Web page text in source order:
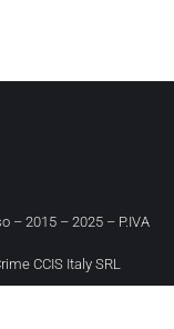
– 2015 – 2025 – P.IVA
CCIS Italy SRL